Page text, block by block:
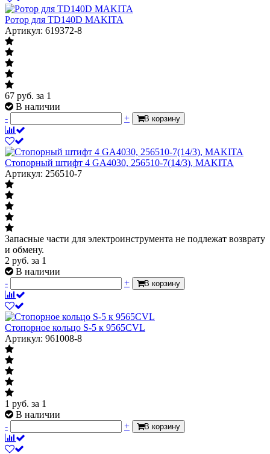
Ротор для TD140D MAKITA
Артикул: 619372-8
67 руб. за 1
В наличии
-
+ В корзину
Стопорный штифт 4 GA4030, 256510-7(14/3), MAKITA
Артикул: 256510-7
Запасные части для электроинструмента не подлежат возврату
и обмену.
2 руб. за 1
В наличии
-
+ В корзину
Стопорное кольцо S-5 к 9565CVL
Артикул: 961008-8
1 руб. за 1
В наличии
-
+ В корзину